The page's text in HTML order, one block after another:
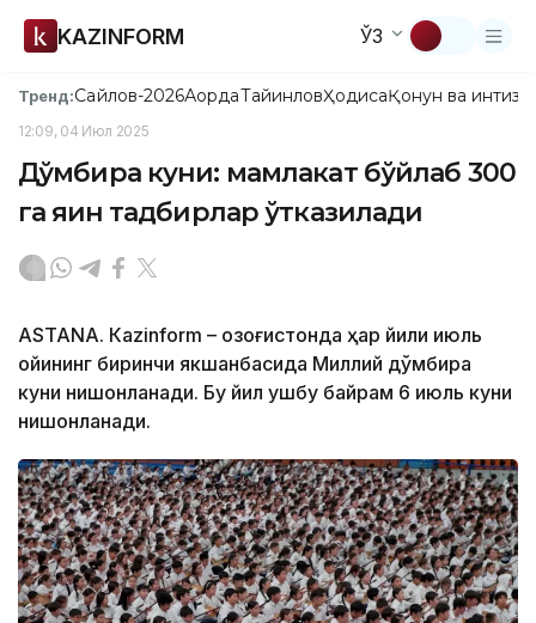
KAZINFORM ЎЗ
Тренд:Сайлов-2026АқордаТайинловҲодисаҚонун ва
12:09, 04 Июл 2025
Дўмбира куни: мамлакат бўйлаб 300
га яқин тадбирлар ўтказилади
ASTANА. Кazinform – Қозоғистонда ҳар йили июль
ойининг биринчи якшанбасида Миллий дўмбира
куни нишонланади. Бу йил ушбу байрам 6 июль куни
нишонланади.